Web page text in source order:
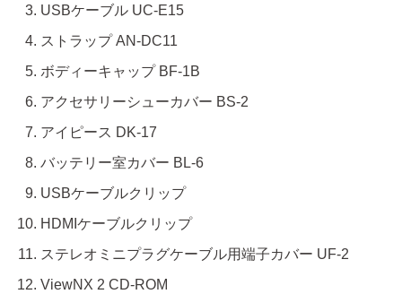
USBケーブル UC-E15
ストラップ AN-DC11
ボディーキャップ BF-1B
アクセサリーシューカバー BS-2
アイピース DK-17
バッテリー室カバー BL-6
USBケーブルクリップ
HDMIケーブルクリップ
ステレオミニプラグケーブル用端子カバー UF-2
ViewNX 2 CD-ROM